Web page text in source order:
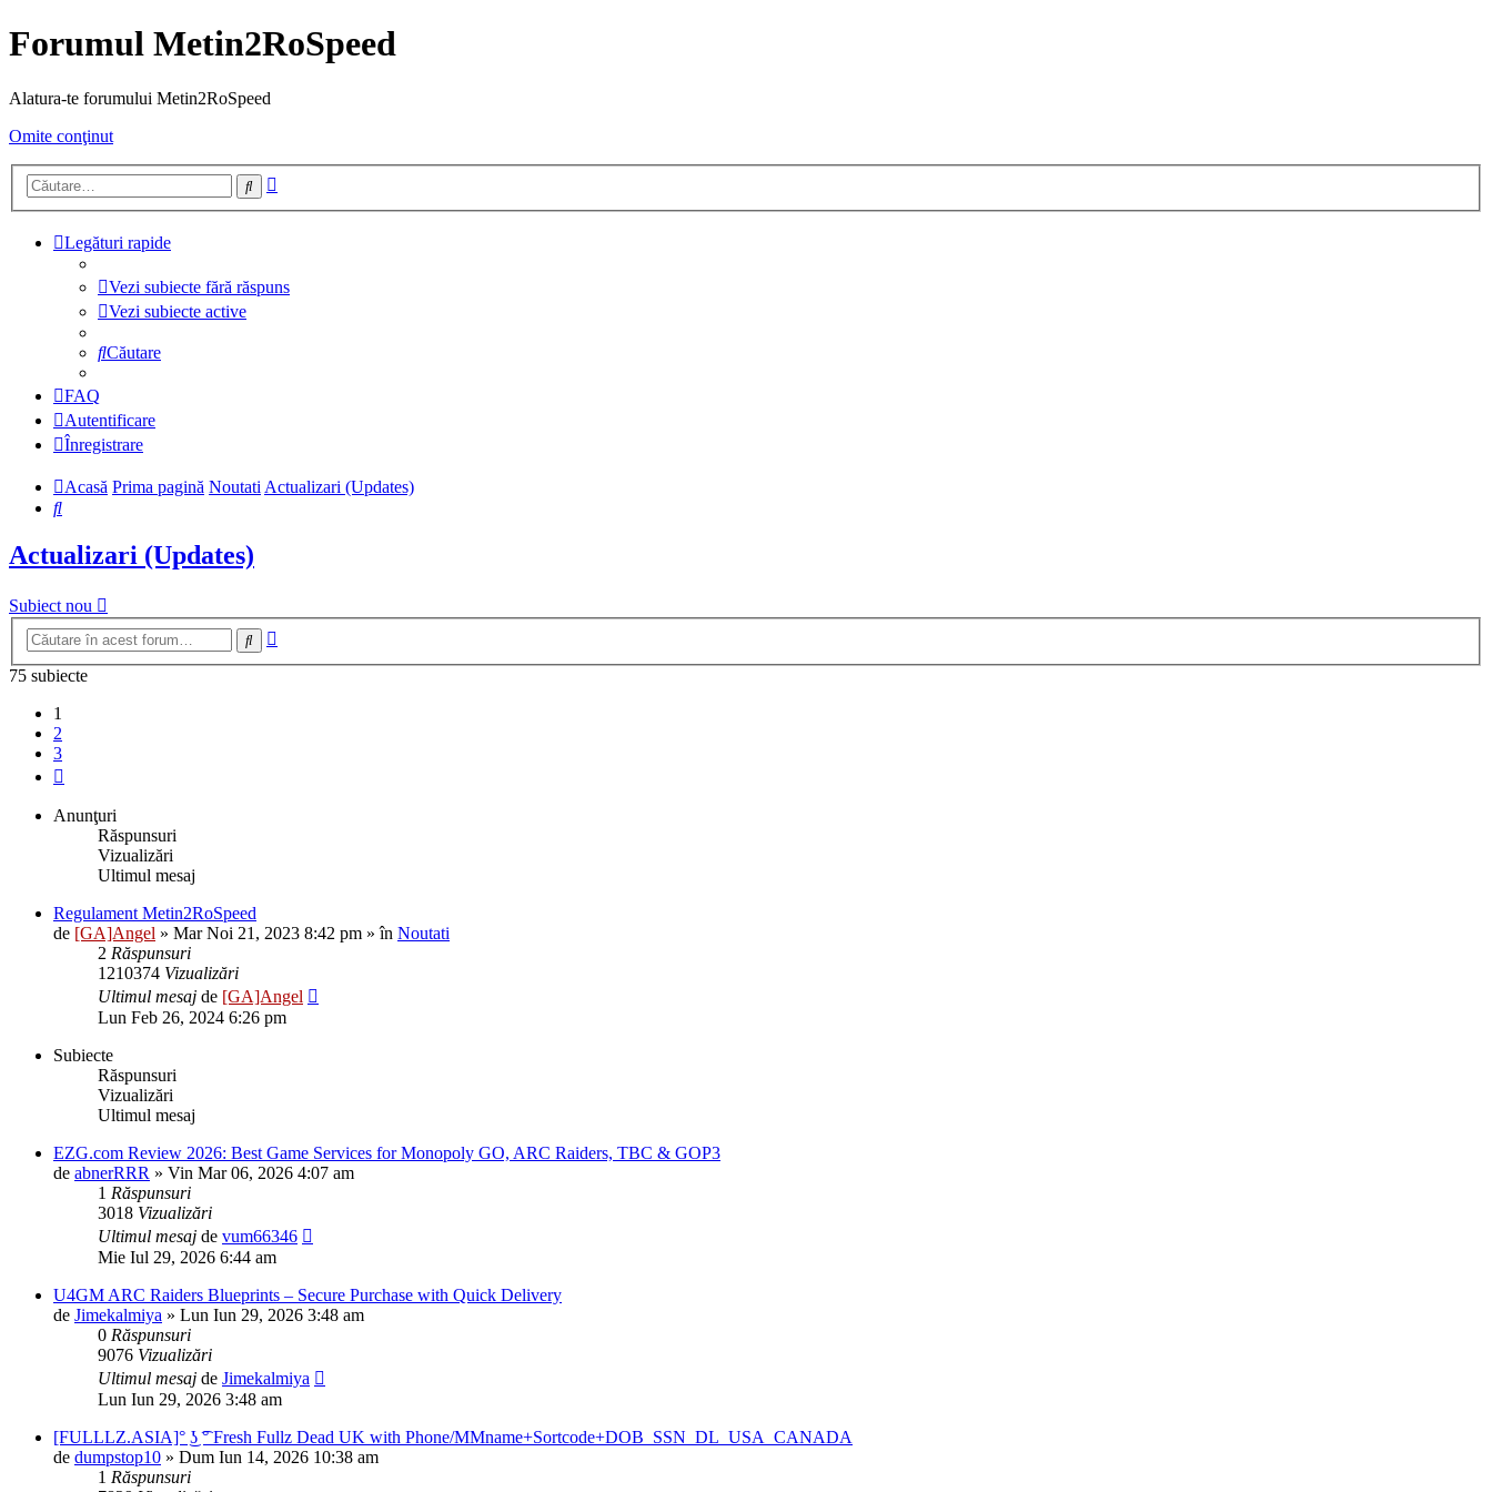
Forumul Metin2RoSpeed
Alatura-te forumului Metin2RoSpeed
Omite conţinut
Căutare
Legături rapide
Vezi subiecte fără răspuns
Vezi subiecte active
Căutare
FAQ
Autentificare
Înregistrare
Acasă Prima pagină NoutatiActualizari (Updates)
Căutare
Actualizari (Updates)
Subiect nou
Căutare
75 subiecte
1
2
3
Anunţuri
Răspunsuri
Vizualizări
Ultimul mesaj
Regulament Metin2RoSpeed
de [GA]Angel » Mar Noi 21, 2023 8:42 pm » în Noutati
2 Răspunsuri
1210374 Vizualizări
Ultimul mesaj de [GA]Angel
Lun Feb 26, 2024 6:26 pm
Subiecte
Răspunsuri
Vizualizări
Ultimul mesaj
EZG.com Review 2026: Best Game Services for Monopoly GO, ARC Raiders, TBC & GOP3
de abnerRRR » Vin Mar 06, 2026 4:07 am
1 Răspunsuri
3018 Vizualizări
Ultimul mesaj de vum66346
Mie Iul 29, 2026 6:44 am
U4GM ARC Raiders Blueprints – Secure Purchase with Quick Delivery
de Jimekalmiya » Lun Iun 29, 2026 3:48 am
0 Răspunsuri
9076 Vizualizări
Ultimul mesaj de Jimekalmiya
Lun Iun 29, 2026 3:48 am
[FULLLZ.ASIA]° ͜ʖ ͡° Fresh Fullz Dead UK with Phone/MMname+Sortcode+DOB_SSN_DL_USA_CANADA
de dumpstop10 » Dum Iun 14, 2026 10:38 am
1 Răspunsuri